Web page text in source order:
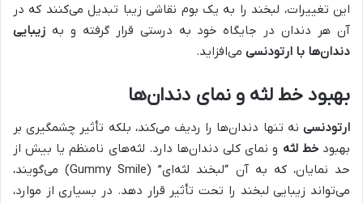
این تغییرات، لبخند را به یک بوم نقاشی زیبا تبدیل می‌کنند که در
آن هر دندان در جایگاه خود به درستی قرار گرفته و به زیبایی
دندان‌ها با ارتودنسی می‌افزاید.
بهبود خط لثه و نمای دندان‌ها
ارتودنسی نه تنها دندان‌ها را ردیف می‌کند، بلکه تأثیر چشمگیری بر
بهبودخط لثه و نمای کلی دندان‌ها دارد. لثه‌های نامنظم یا بیش از
حد نمایان، که به آن “لبخند لثه‌ای” (Gummy Smile) می‌گویند،
می‌تواند زیبایی لبخند را تحت تأثیر قرار دهد. در بسیاری از موارد،